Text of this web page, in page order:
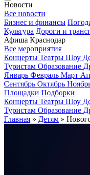
Новости
Все новости
Бизнес и финансы
Культура Дороги и
Афиша Краснодар
Все мероприятия
Концерты Театры Шоу
Туристам Образование
Январь Февраль Март
Сентябрь Октябрь
Площадки Подборки
Концерты Театры Шоу
Туристам Образование
Главная » Детям »